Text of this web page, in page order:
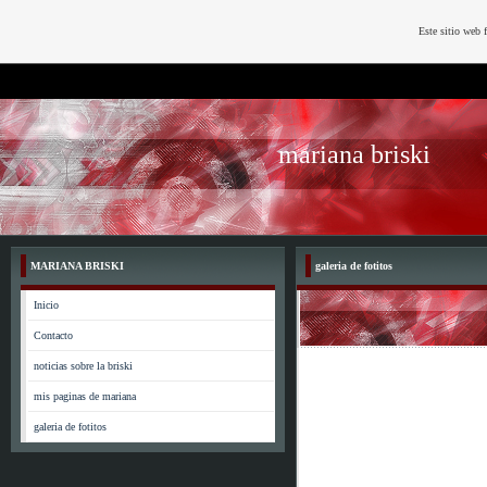
mariana briski
MARIANA BRISKI
Inicio
Contacto
noticias sobre la briski
mis paginas de mariana
galeria de fotitos
galeria de fotitos
Este sitio web